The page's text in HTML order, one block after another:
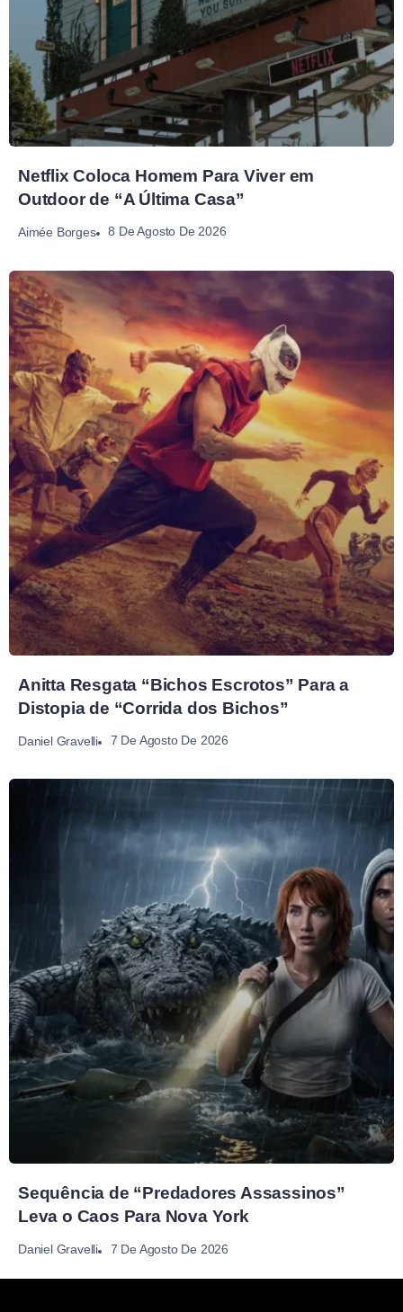
Netflix Coloca Homem Para Viver em
Outdoor de “A Última Casa”
Aimée Borges 8 De Agosto De 2026
Anitta Resgata “Bichos Escrotos” Para a
Distopia de “Corrida dos Bichos”
Daniel Gravelli 7 De Agosto De 2026
Sequência de “Predadores Assassinos”
Leva o Caos Para Nova York
Daniel Gravelli 7 De Agosto De 2026